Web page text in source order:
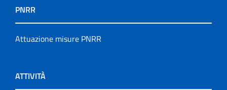
PNRR
Attuazione misure PNRR
ATTIVITÀ